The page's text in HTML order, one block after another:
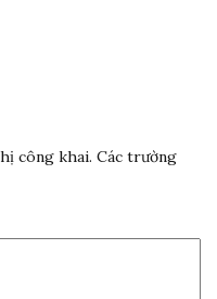
công khai. Các trường